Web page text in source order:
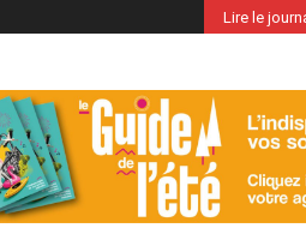
Lire le